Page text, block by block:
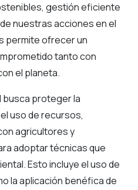
gestión eficiente
nuestras acciones en el
permite ofrecer un
tanto con
el planeta.
proteger la
uso de recursos,
agricultores y
adoptar técnicas que
Esto incluye el uso de
la aplicación benéfica de